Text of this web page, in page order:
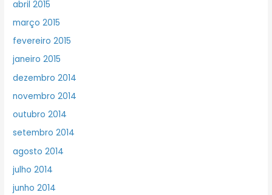
abril 2015
março 2015
fevereiro 2015
janeiro 2015
dezembro 2014
novembro 2014
outubro 2014
setembro 2014
agosto 2014
julho 2014
junho 2014